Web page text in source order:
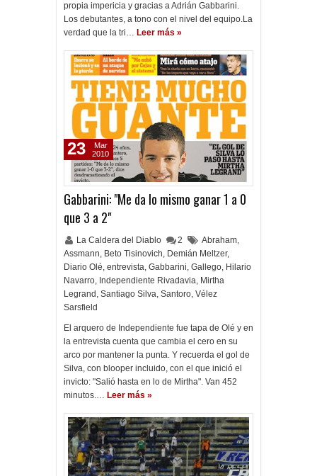
propia impericia y gracias a Adrián Gabbarini.
Los debutantes, a tono con el nivel del equipo.La
verdad que la tri… Leer más »
Gabbarini: "Me da lo mismo ganar 1 a 0
que 3 a 2"
La Caldera del Diablo 2 Abraham,
Assmann, Beto Tisinovich, Demián Meltzer,
Diario Olé, entrevista, Gabbarini, Gallego, Hilario
Navarro, Independiente Rivadavia, Mirtha
Legrand , Santiago Silva, Santoro, Vélez
Sarsfield
El arquero de Independiente fue tapa de Olé y en
la entrevista cuenta que cambia el cero en su
arco por mantener la punta. Y recuerda el gol de
Silva, con blooper incluido, con el que inició el
invicto: "Salió hasta en lo de Mirtha". Van 452
minutos.… Leer más »
23
Mar
2010